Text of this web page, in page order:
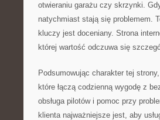
otwieraniu garażu czy skrzynki.
natychmiast stają się problemem.
kluczy jest doceniany. Strona
której wartość odczuwa się
Podsumowując charakter tej
które łączą codzienną wygodę z
obsługa pilotów i pomoc przy
klienta najważniejsze jest, aby